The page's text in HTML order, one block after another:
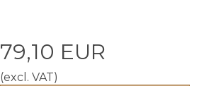
79,10 EUR
(excl. VAT)